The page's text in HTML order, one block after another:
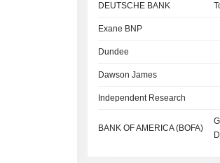
DEUTSCHE BANK
Exane BNP
Dundee
Dawson James
Independent Research
BANK OF AMERICA (BOFA)